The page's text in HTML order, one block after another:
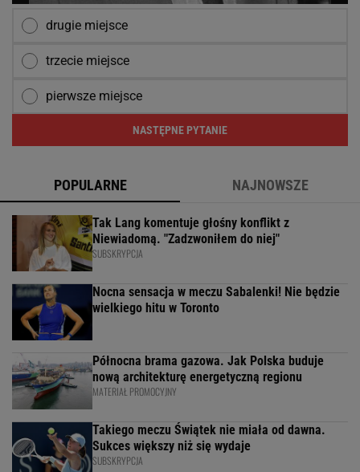
drugie miejsce
trzecie miejsce
pierwsze miejsce
NASTĘPNE PYTANIE
POPULARNE NAJNOWSZE
Tak Lang komentuje głośny konflikt z
Niewiadomą. "Zadzwoniłem do niej"
SUBSKRYPCJA
Nocna sensacja w meczu Sabalenki! Nie będzie
wielkiego hitu w Toronto
Północna brama gazowa. Jak Polska buduje
nową architekturę energetyczną regionu
MATERIAŁ PROMOCYJNY
Takiego meczu Świątek nie miała od dawna.
Sukces większy niż się wydaje
SUBSKRYPCJA